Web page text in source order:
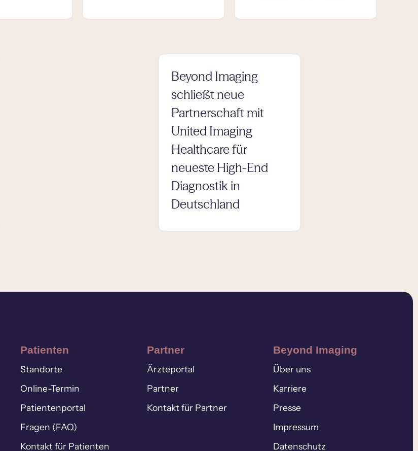
Beyond Imaging
schließt neue
Partnerschaft mit
United Imaging
Healthcare für
neueste High-End
Diagnostik in
Deutschland
Patienten
Standorte
Online-Termin
Patientenportal
Fragen (FAQ)
Kontakt für Patienten
Partner
Ärzteportal
Partner
Kontakt für Partner
Beyond Imaging
Über uns
Karriere
Presse
Impressum
Datenschutz